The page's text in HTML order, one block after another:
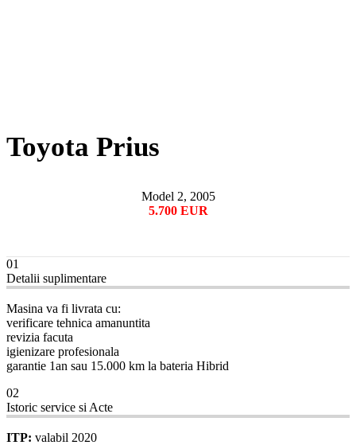
Toyota Prius
Model 2, 2005
5.700 EUR
01
Detalii suplimentare
Masina va fi livrata cu:
verificare tehnica amanuntita
revizia facuta
igienizare profesionala
garantie 1an sau 15.000 km la bateria Hibrid
02
Istoric service si Acte
ITP: valabil 2020